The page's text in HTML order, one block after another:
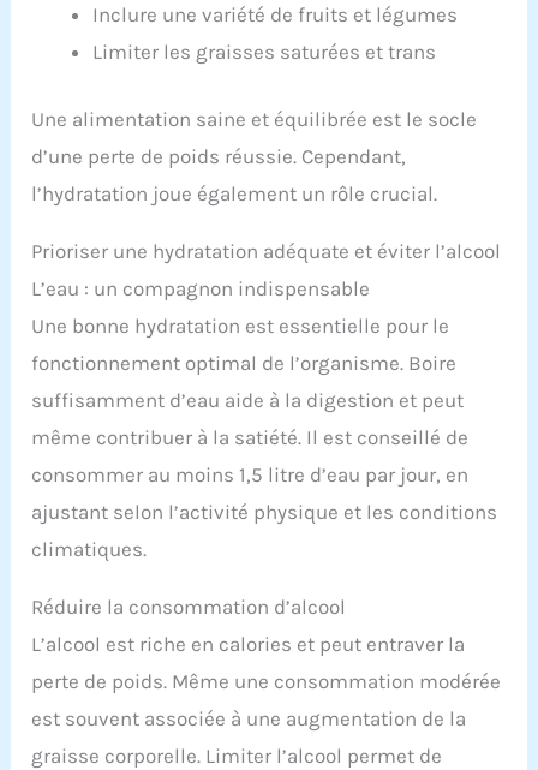
Inclure une variété de fruits et légumes
Limiter les graisses saturées et trans
Une alimentation saine et équilibrée est le socle
d’une perte de poids réussie. Cependant,
l’hydratation joue également un rôle crucial.
Prioriser une hydratation adéquate et éviter l’alcool
L’eau : un compagnon indispensable
Une bonne hydratation est essentielle pour le
fonctionnement optimal de l’organisme. Boire
suffisamment d’eau aide à la digestion et peut
même contribuer à la satiété. Il est conseillé de
consommer au moins 1,5 litre d’eau par jour, en
ajustant selon l’activité physique et les conditions
climatiques.
Réduire la consommation d’alcool
L’alcool est riche en calories et peut entraver la
perte de poids. Même une consommation modérée
est souvent associée à une augmentation de la
graisse corporelle. Limiter l’alcool permet de